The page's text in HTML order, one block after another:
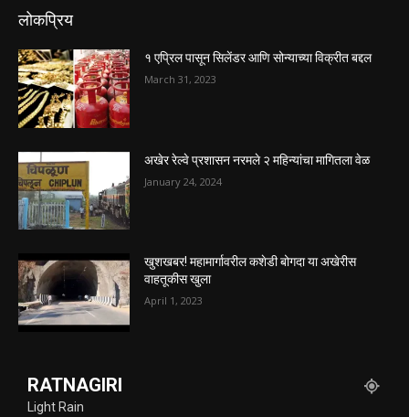
लोकप्रिय
१ एप्रिल पासून सिलेंडर आणि सोन्याच्या विक्रीत बद्दल
March 31, 2023
अखेर रेल्वे प्रशासन नरमले २ महिन्यांचा मागितला वेळ
January 24, 2024
खुशखबर! महामार्गावरील कशेडी बोगदा या अखेरीस
वाहतूकीस खुला
April 1, 2023
RATNAGIRI
Light Rain